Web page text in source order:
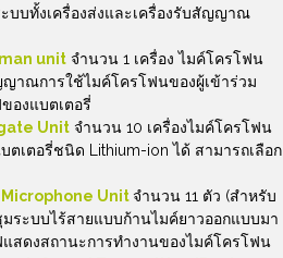
บบทั้งเครื่องส่งและเครื่องรับสัญญาณ
unit จำนวน 1 เครื่อง ไมค์โครโฟน
าณการใช้ไมค์โครโฟนของผู้เข้าร่วม
องแบตเตอรี่
Unit จำนวน 10 เครื่องไมค์โครโฟน
เตอรี่ชนิด Lithium-ion ได้ สามารถเลือก
Microphone Unitจำนวน 11 ตัว (สำหรับ
ระบบไร้สายแบบก้านไมค์ยาวออกแบบมา
ดงสถานะการทำงานของไมค์โครโฟน